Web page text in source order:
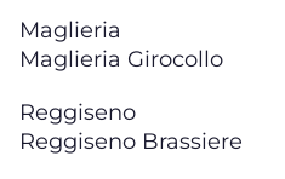
Maglieria
Maglieria Girocollo
Reggiseno
Reggiseno Brassiere